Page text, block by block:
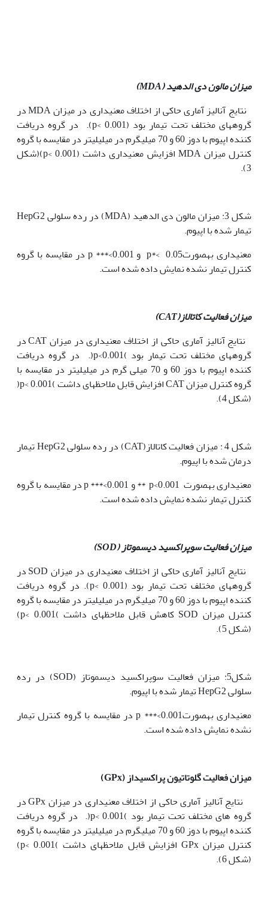
میزان مالون دی الدهید (MDA
)
نتایج آنالیز آماری حاکی از اختلاف معنی‫داری در میزان MDA ‏در
گروه‫های مختلف تحت تیمار بود (p< 0.001). در گروه دریافت
کننده اپیوم با دوز 60 و 70 میلی‫گرم در میلی‫لیتر در مقایسه با گروه
کنترل میزان MDA افزایش معنی‫داری داشت (p< 0.001)(شکل
3).
شکل 3: میزان مالون دی الدهید (MDA) در رده سلولی HepG2
تیمار شده با اپیوم.
معنی‫داری به‫صورت0.05 >*p و 0.001>*** p در مقایسه با گروه
کنترل تیمار نشده نمایش داده شده است.
میزان فعالیت کاتالاز(CAT
)
نتایج آنالیز آماری حاکی از اختلاف معنی‫داری در میزان CAT ‏در
گروه‫های مختلف تحت تیمار بود )p<0.001(. در گروه دریافت
کننده اپیوم با دوز 60 و 70 میلی گرم در میلی‫لیتر در مقایسه با
گروه کنترل میزان CAT افزایش
قابل ملاحظه‫ای داشت )p< 0.001(
(شکل 4).
شکل 4 : میزان فعالیت کاتالاز(CAT) در رده سلولی HepG2 تیمار
درمان شده با اپیوم.
معنی‫داری به‫صورت 0.001>p ** و 0.001>*** p در مقایسه با گروه
کنترل تیمار نشده نمایش داده شده است.
میزان فعالیت سوپراکسید دیسموتاز (SOD
)
نتایج آنالیز آماری حاکی از اختلاف معنی‫داری در میزان SOD ‏در
گروه‫های مختلف تحت تیمار بود (p< 0.001). در گروه دریافت
کننده اپیوم با دوز 60 و 70 میلی‫گرم در میلی‫لیتر در مقایسه با گروه
کنترل میزان SOD کاهش قابل ملاحظه‫ای داشت )p< 0.001)
(شکل 5).
شکل5: میزان فعالیت سوپراکسید دیسموتاز (SOD) در رده
سلولی HepG2 تیمار شده با اپیوم.
معنی‫داری به‫صورت0.001>*** p در مقایسه با گروه کنترل تیمار
نشده نمایش داده شده است.
میزان فعالیت گلوتاتیون پراکسیداز (GPx
)
نتایج آنالیز آماری حاکی از اختلاف معنی‫داری در میزان GPx ‏در
گروه های مختلف تحت تیمار بود )p< 0.001(. در گروه دریافت
کننده اپیوم با دوز 60 و 70 میلی‫گرم در میلی‫لیتر در مقایسه با گروه
کنترل میزان GPx افزایش
قابل ملاحظه‫ای داشت )p< 0.001)
(شکل 6).